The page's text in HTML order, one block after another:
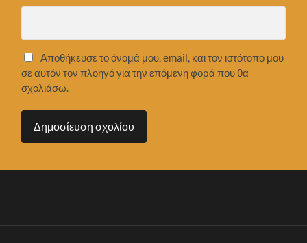
Αποθήκευσε το όνομά μου, email, και τον ιστότοπο μου
σε αυτόν τον πλοηγό για την επόμενη φορά που θα
σχολιάσω.